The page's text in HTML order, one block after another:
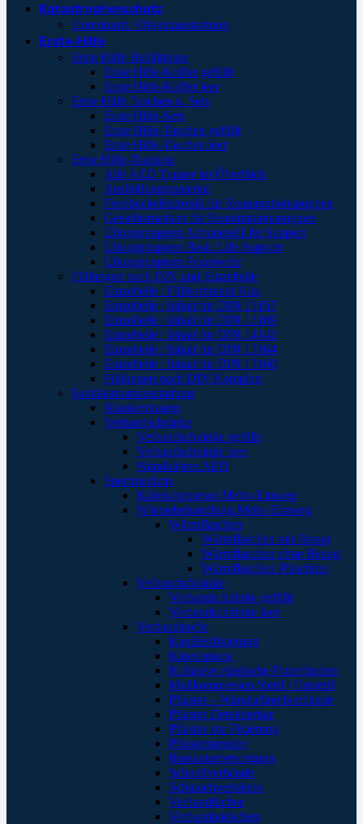
Katastrophenschutz
Unterkunft / Objektausstattung
Erste-Hilfe
Erste Hilfe Behältnisse
Erste Hilfe-Koffer gefüllt
Erste Hilfe-Koffer leer
Erste Hilfe Taschen u. Sets
Erste Hilfe-Sets
Erste Hilfe-Taschen gefüllt
Erste Hilfe-Taschen leer
Erste Hilfe-Training
Alle AED Trainer im Überblick
Ausbildungsmaterial
Feedbackelektronik für Reanimationspuppen
Gesichtsmasken für Reanimationspuppen
Übungspuppen Advanced Life Support
Übungspuppen Basic Life Support
Übungspuppen Feuerwehr
Füllungen nach DIN und Einzelteile
Einzelteile / Füllsortiment Kita
Einzelteile / Inhalt für DIN 13157
Einzelteile / Inhalt für DIN 13169
Einzelteile / Inhalt für DIN 14142
Einzelteile / Inhalt für DIN 13164
Einzelteile / Inhalt für DIN 13160
Füllungen nach DIN Komplett
Sanitätsraumausstattung
Krankentragen
Verbandschränke
Verbandschränke gefüllt
Verbandschränke leer
Wandkästen AED
Sportmedizin
Kältekompresse Mehr-/Einweg
Wärmebehandlung Mehr-/Einweg
Wärmflaschen
Wärmflaschen mit Bezug
Wärmflaschen ohne Bezug
Wärmflaschen Plüschtier
Verbandschränke
Verbandschränke gefüllt
Verbandschränke leer
Verbandstoffe
Kanülenfixierung
Kinesoptape
Kohäsive elastische Fixierbinden
Mullkompressen Steril / Unsteril
Pflaster – Wundschnellverbände
Pflaster Detektierbar
Pflaster zur Fixierung
Pflasterspender
Replantatversorgung
Schnellverbände
Schlauchverbände
Verbandtücher
Verbandpäckchen